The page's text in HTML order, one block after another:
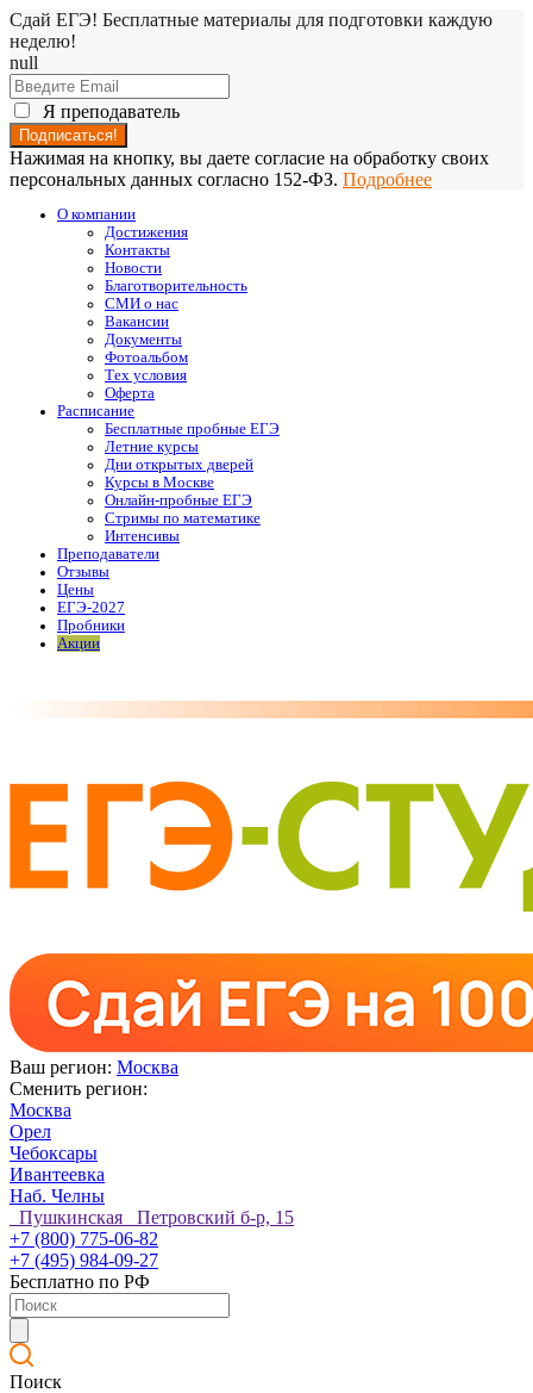
Сдай ЕГЭ! Бесплатные материалы для подготовки каждую
неделю!
null
Я преподаватель
Нажимая на кнопку, вы даете согласие на обработку своих
персональных данных согласно 152-ФЗ. Подробнее
О компании
Достижения
Контакты
Новости
Благотворительность
СМИ о нас
Вакансии
Документы
Фотоальбом
Тех условия
Оферта
Расписание
Бесплатные пробные ЕГЭ
Летние курсы
Дни открытых дверей
Курсы в Москве
Онлайн-пробные ЕГЭ
Стримы по математике
Интенсивы
Преподаватели
Отзывы
Цены
ЕГЭ-2027
Пробники
Акции
Ваш регион: Москва
Сменить регион:
Москва
Орел
Чебоксары
Ивантеевка
Наб. Челны
Пушкинская Петровский б-р, 15
+7 (800) 775-06-82
+7 (495) 984-09-27
Бесплатно по РФ
Поиск